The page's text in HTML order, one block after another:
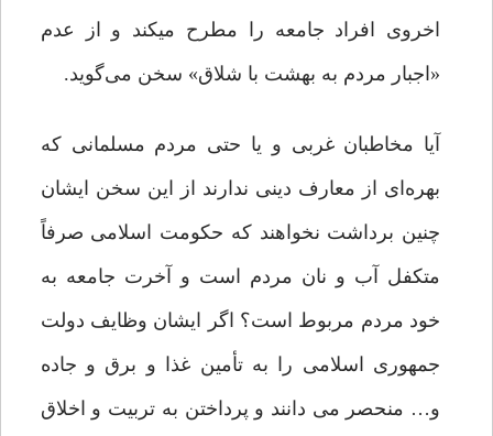
اخروی افراد جامعه را مطرح میکند و از عدم
«اجبار مردم به بهشت با شلاق» سخن می‌گوید.
آیا مخاطبان غربی و یا حتی مردم مسلمانی که
بهره‌ای از معارف دینی ندارند از این سخن ایشان
چنین برداشت نخواهند که حکومت اسلامی صرفاً
متکفل آب و نان مردم است و آخرت جامعه به
خود مردم مربوط است؟ اگر ایشان وظایف دولت
جمهوری اسلامی را به تأمین غذا و برق و جاده
و… منحصر می دانند و پرداختن به تربیت و اخلاق